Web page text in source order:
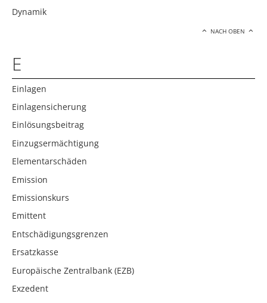
Dynamik
NACH OBEN
E
Einlagen
Einlagensicherung
Einlösungsbeitrag
Einzugsermächtigung
Elementarschäden
Emission
Emissionskurs
Emittent
Entschädigungsgrenzen
Ersatzkasse
Europäische Zentralbank (EZB)
Exzedent